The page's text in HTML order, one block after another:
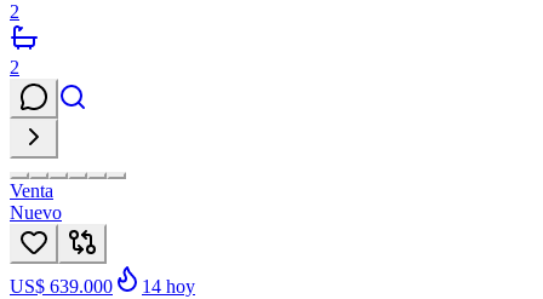
2
2
Venta
Nuevo
US$ 639.000 14 hoy